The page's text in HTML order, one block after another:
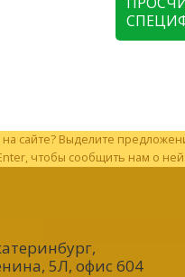
сайте? Выделите
чтобы сообщить нам о ней.
,
5Л, офис 604